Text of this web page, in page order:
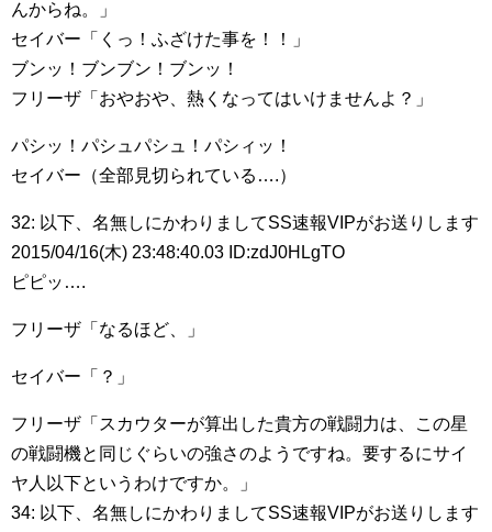
んからね。」
セイバー「くっ！ふざけた事を！！」
ブンッ！ブンブン！ブンッ！
フリーザ「おやおや、熱くなってはいけませんよ？」
パシッ！パシュパシュ！パシィッ！
セイバー（全部見切られている….）
32: 以下、名無しにかわりましてSS速報VIPがお送りします
2015/04/16(木) 23:48:40.03 ID:zdJ0HLgTO
ピピッ….
フリーザ「なるほど、」
セイバー「？」
フリーザ「スカウターが算出した貴方の戦闘力は、この星
の戦闘機と同じぐらいの強さのようですね。要するにサイ
ヤ人以下というわけですか。」
34: 以下、名無しにかわりましてSS速報VIPがお送りします